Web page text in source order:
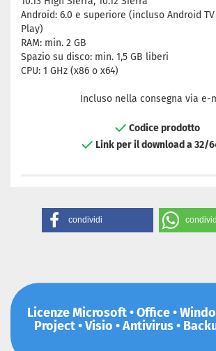
Android: 6.0 e superiore (incluso Android
Play)
RAM: min. 2 GB
Spazio su disco: min. 1,5 GB liberi
CPU: 1 GHz (x86 o x64)
Incluso nella consegna via e-
Codice prodotto
Link per il download a 32/
condividi
Licenze Microsoft • Office •
Project • Visio • Antivirus •